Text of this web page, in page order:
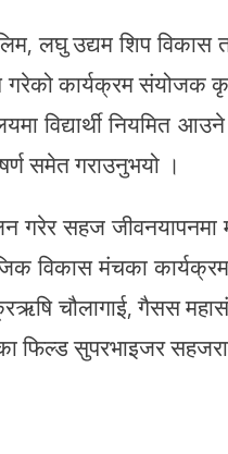
लघु उद्यम शिप विकास
गरेको कार्यक्रम संयोजक
विद्यार्थी नियमित
समेत गराउनुभयो ।
गरेर सहज जीवनयापनमा
विकास मंचका
चौलागाई, गैसस
फिल्ड सुपरभाइजर